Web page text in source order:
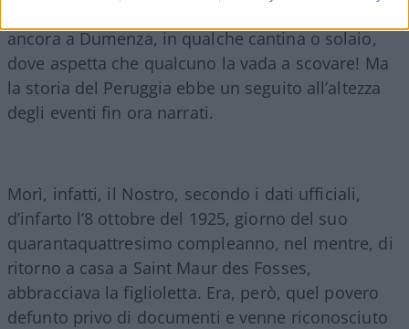
ancora a Dumenza, in qualche cantina o solaio,
dove aspetta che qualcuno la vada a scovare! Ma
la storia del Peruggia ebbe un seguito all’altezza
degli eventi fin ora narrati.
Morì, infatti, il Nostro, secondo i dati ufficiali,
d’infarto l’8 ottobre del 1925, giorno del suo
quarantaquattresimo compleanno, nel mentre, di
ritorno a casa a Saint Maur des Fosses,
abbracciava la figlioletta. Era, però, quel povero
defunto privo di documenti e venne riconosciuto